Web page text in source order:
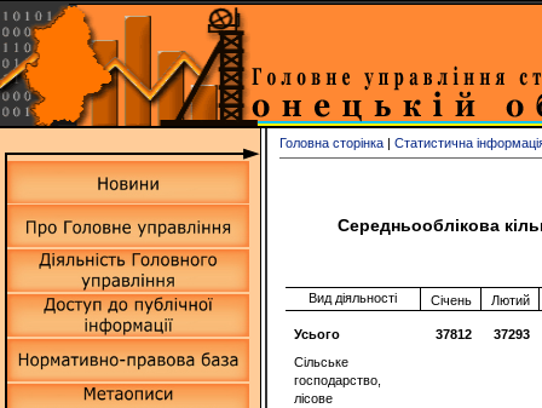
Головна сторінка | Статистична
Середньооблікова
Вид діяльності Січень Лютий
Усього 37812
37293
Сільське
господарство,
лісове